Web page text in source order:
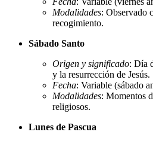
Modalidades: Observado
recogimiento.
Sábado Santo
Origen y significado: Día
y la resurrección de Jesús.
Fecha: Variable (sábado
Modalidades: Momentos
religiosos.
Lunes de Pascua